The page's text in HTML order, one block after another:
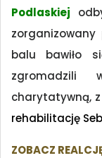
Podlaskiej
zorganizowany
balu bawiło
zgromadzili
charytatywną,
rehabilitację
ZOBACZ